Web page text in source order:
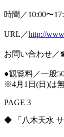
時間／10:00〜
URL／http://
お問い合わせ
●観覧料／一般
※4月1日(日)は
PAGE 3
◆ 「八木天水